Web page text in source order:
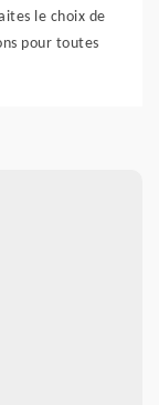
le choix de
pour toutes